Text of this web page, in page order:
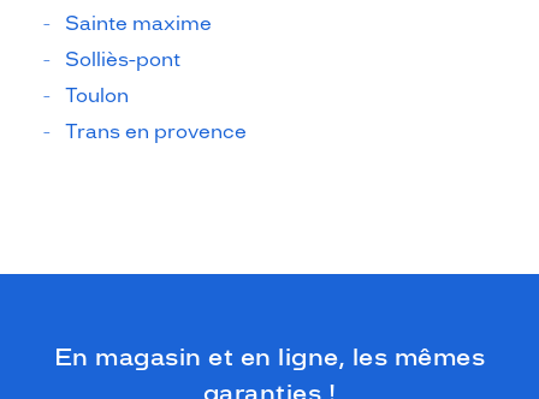
Sainte maxime
Solliès-pont
Toulon
Trans en provence
En magasin et en ligne, les mêmes
garanties !